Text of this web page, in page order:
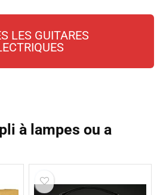
LES GUITARES
à lampes ou a